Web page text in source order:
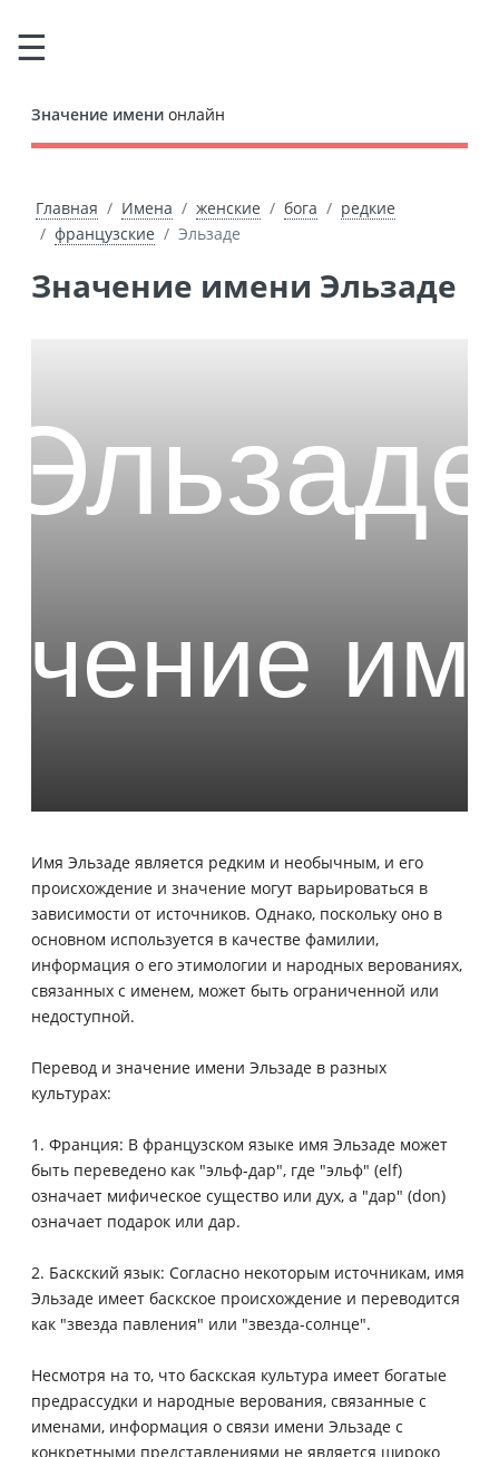
Значение имени онлайн
Главная Имена женские бога
редкие
французские
Эльзаде
Значение имени Эльзаде
Имя Эльзаде является редким и необычным, и его
происхождение и значение могут варьироваться в
зависимости от источников. Однако, поскольку оно в
основном используется в качестве фамилии,
информация о его этимологии и народных верованиях,
связанных с именем, может быть ограниченной или
недоступной.
Перевод и значение имени Эльзаде в разных
культурах:
1. Франция: В французском языке имя Эльзаде может
быть переведено как "эльф-дар", где "эльф" (elf)
означает мифическое существо или дух, а "дар" (don)
означает подарок или дар.
2. Баскский язык: Согласно некоторым источникам, имя
Эльзаде имеет баскское происхождение и переводится
как "звезда павления" или "звезда-солнце".
Несмотря на то, что баскская культура имеет богатые
предрассудки и народные верования, связанные с
именами, информация о связи имени Эльзаде с
конкретными представлениями не является широко